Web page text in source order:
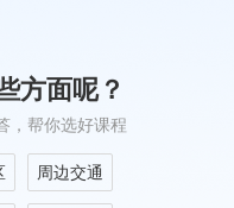
方面呢？
，帮你选好课程
周边交通